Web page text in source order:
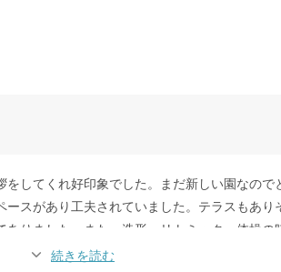
してくれ好印象でした。まだ新しい園なの
スがあり工夫されていました。テラスもあ
りました。また、造形、リトミック、体操
う雰囲気でした。
続きを読む